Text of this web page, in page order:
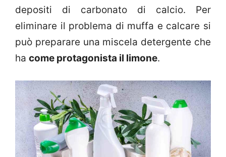
depositi di carbonato di calcio. Per
eliminare il problema di muffa e calcare si
può preparare una miscela detergente che
ha come protagonista il limone.